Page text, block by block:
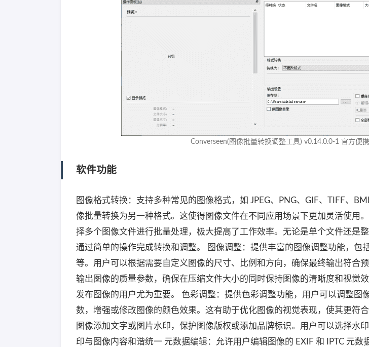
Converseen(图像批量转换调整工具) v0.14.0.0-1 官方便
软件功能
图像格式转换：支持多种常见的图像格式，如 JPEG、PNG、GIF、TIFF、
像批量转换为另一种格式。这使得图像文件在不同应用场景下更加灵活使用
择多个图像文件进行批量处理，极大提高了工作效率。无论是单个文件还是
通过简单的操作完成转换和调整。 图像调整：提供丰富的图像调整功能，包
等。用户可以根据需要自定义图像的尺寸、比例和方向，确保最终输出符合
输出图像的质量参数，确保在压缩文件大小的同时保持图像的清晰度和视觉
发布图像的用户尤为重要。 色彩调整：提供色彩调整功能，用户可以调整图
数，增强或修改图像的颜色效果。这有助于优化图像的视觉表现，使其更符
图像添加文字或图片水印，保护图像版权或添加品牌标识。用户可以选择水
印与图像内容和谐统一 元数据编辑：允许用户编辑图像的 EXIF 和 IPTC 元